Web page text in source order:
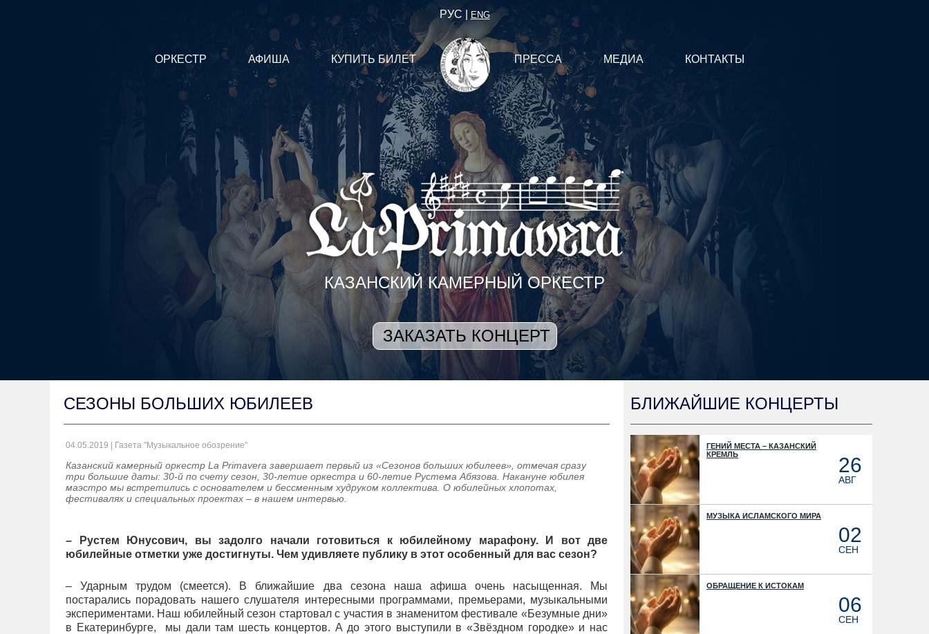
РУС | ENG
ОРКЕСТР АФИША КУПИТЬ БИЛЕТ ПРЕССА МЕДИА КОНТАКТЫ
КАЗАНСКИЙ КАМЕРНЫЙ ОРКЕСТР
ЗАКАЗАТЬ КОНЦЕРТ
СЕЗОНЫ БОЛЬШИХ ЮБИЛЕЕВ
04.05.2019 | Газета "Музыкальное обозрение"
Казанский камерный оркестр La Primavera завершает первый из «Сезонов больших юбилеев», отмечая сразу
три большие даты: 30-й по счету сезон, 30-летие оркестра и 60-летие Рустема Абязова. Накануне юбилея
маэстро мы встретились с основателем и бессменным худруком коллектива. О юбилейных хлопотах,
фестивалях и специальных проектах – в нашем интервью.
– Рустем Юнусович, вы задолго начали готовиться к юбилейному марафону. И вот две
юбилейные отметки уже достигнуты. Чем удивляете публику в этот особенный для вас сезон?
– Ударным трудом (смеется). В ближайшие два сезона наша афиша очень насыщенная. Мы
постарались порадовать нашего слушателя интересными программами, премьерами, музыкальными
экспериментами. Наш юбилейный сезон стартовал с участия в знаменитом фестивале «Безумные дни»
в Екатеринбурге, мы дали там шесть концертов. А до этого выступили в «Звёздном городке» и нас
БЛИЖАЙШИЕ КОНЦЕРТЫ
ГЕНИЙ МЕСТА – КАЗАНСКИЙ
КРЕМЛЬ
26
АВГ
МУЗЫКА ИСЛАМСКОГО МИРА
02
СЕН
ОБРАЩЕНИЕ К ИСТОКАМ
06
СЕН